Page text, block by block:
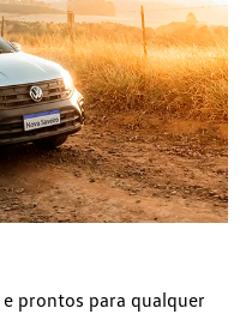
prontos para qualquer